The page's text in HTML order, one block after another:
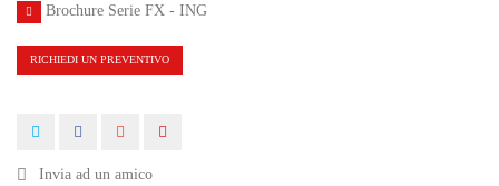
Brochure Serie FX - ING
RICHIEDI UN PREVENTIVO
Invia ad un amico